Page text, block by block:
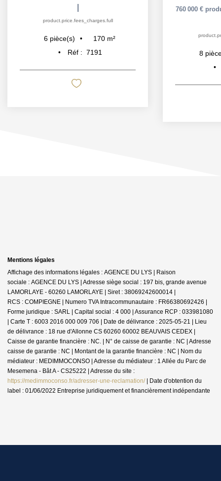
product.price.fees_charges.full
6 pièce(s) 170 m²
Réf : 7191
760 000 €
8
Mentions légales
Affichage des informations légales : AGENCE DU LYS | Raison
sociale : AGENCE DU LYS | Adresse siège social : 197 bis, grande avenue
LAMORLAYE - 60260 LAMORLAYE | Siret : 38069242600014 |
RCS : COMPIEGNE | Numero TVA Intracommunautaire : FR66380692426 |
Forme juridique : SARL | Capital social : 4 000 | Assurance RCP : 033981080
| Carte T : 6003 2016 000 009 706 | Date de délivrance : 2025-05-21 | Lieu
de délivrance : 18 rue d'Allonne CS 60260 60002 BEAUVAIS CEDEX |
Caisse de garantie financière : NC. | N° de caisse de garantie : NC | Adresse
caisse de garantie : NC | Montant de la garantie financière : NC | Nom du
médiateur : MEDIMMOCONSO | Adresse du médiateur : 1 Allée du Parc de
Mesemena - Bât A - CS25222 | Adresse du site :
https://medimmoconso.fr/adresser-une-reclamation/| Date d'obtention du
label : 01/06/2022 Entreprise juridiquement et financièrement indépendante